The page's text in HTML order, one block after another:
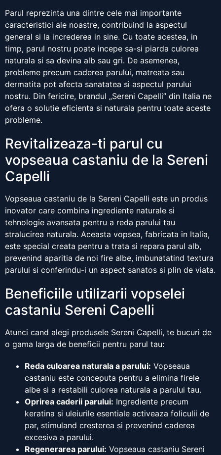
Parul reprezinta una dintre cele mai importante
caracteristici ale noastre, contribuind la aspectul
general si la increderea in sine. Cu toate acestea, in
timp, parul nostru poate incepe sa-si piarda culorea
naturala si sa devina alb sau gri. De asemenea,
probleme precum caderea parului, matreata sau
dermatita pot afecta sanatatea si aspectul parului
nostru. Din fericire, brandul „Sereni Capelli” din Italia ne
ofera o solutie eficienta si naturala pentru toate aceste
probleme.
Revitalizeaza-ti parul cu
vopseaua castaniu de la Sereni
Capelli
Vopseaua castaniu de la Sereni Capelli este un produs
inovator care combina ingrediente naturale si
tehnologie avansata pentru a reda parului tau
stralucirea naturala. Aceasta vopsea, fabricata in Italia,
este special creata pentru a trata si repara parul alb,
prevenind aparitia de noi fire albe, imbunatatind textura
parului si conferindu-i un aspect sanatos si plin de viata.
Beneficiile utilizarii vopselei
castaniu Sereni Capelli
Atunci cand alegi produsele Sereni Capelli, te bucuri de
o gama larga de beneficii pentru parul tau:
Reda culoarea naturala a parului: Vopseaua
castaniu este conceputa pentru a elimina firele
albe si a restabili culorea naturala a parului tau.
Oprirea caderii parului: Ingrediente precum
keratina si uleiurile esentiale activeaza foliculii de
par, stimuland cresterea si prevenind caderea
excesiva a parului.
Regenerarea parului: Vopseaua castaniu Sereni